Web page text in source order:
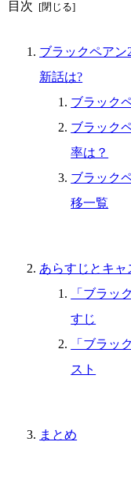
目次
ブラックペア
新話は?
ブラック
ブラック
率は？
ブラック
移一覧
あらすじとキャ
「ブラッ
すじ
「ブラッ
スト
まとめ